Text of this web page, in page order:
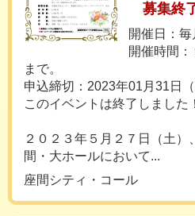
募集終
開催日：
開催時間
まで。
申込締切：2023年01月31日（
このイベントは終了しました
２０２３年５月２７日（土）
間・大ホールにおいて...
座間シティ・コール